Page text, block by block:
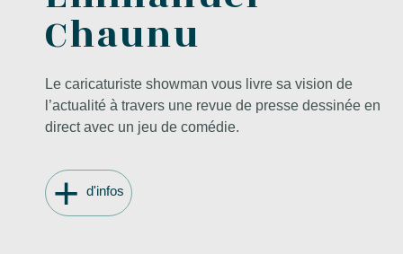
Chaunu
Le caricaturiste showman vous livre sa vision de
l’actualité à travers une revue de presse dessinée en
direct avec un jeu de comédie.
+ d'infos